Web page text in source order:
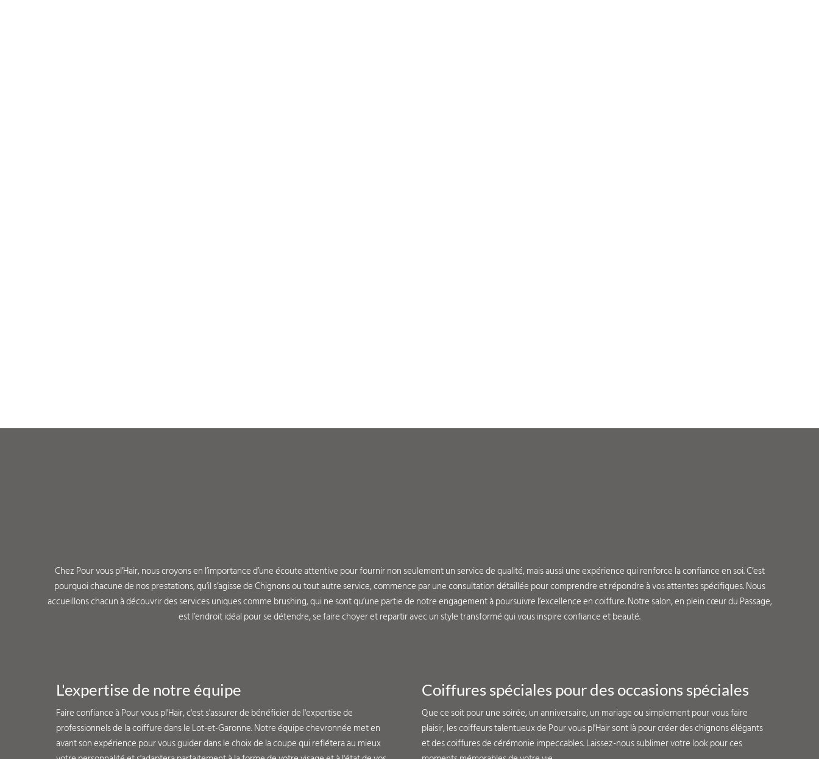
Chez Pour vous pl’Hair, nous croyons en l’importance d’une écoute attentive pour fournir non seulement un service de qualité, mais aussi une expérience qui renforce la confiance en soi. C’est
pourquoi chacune de nos prestations, qu’il s’agisse de Chignons ou tout autre service, commence par une consultation détaillée pour comprendre et répondre à vos attentes spécifiques. Nous
accueillons chacun à découvrir des services uniques comme brushing, qui ne sont qu’une partie de notre engagement à poursuivre l’excellence en coiffure. Notre salon, en plein cœur du Passage,
est l’endroit idéal pour se détendre, se faire choyer et repartir avec un style transformé qui vous inspire confiance et beauté.
L'expertise de notre équipe
Faire confiance à Pour vous pl'Hair, c'est s'assurer de bénéficier de l'expertise de
professionnels de la coiffure dans le Lot-et-Garonne. Notre équipe chevronnée met en
avant son expérience pour vous guider dans le choix de la coupe qui reflétera au mieux
Coiffures spéciales pour des occasions spéciales
Que ce soit pour une soirée, un anniversaire, un mariage ou simplement pour vous faire
plaisir, les coiffeurs talentueux de Pour vous pl'Hair sont là pour créer des chignons élégants
et des coiffures de cérémonie impeccables. Laissez-nous sublimer votre look pour ces